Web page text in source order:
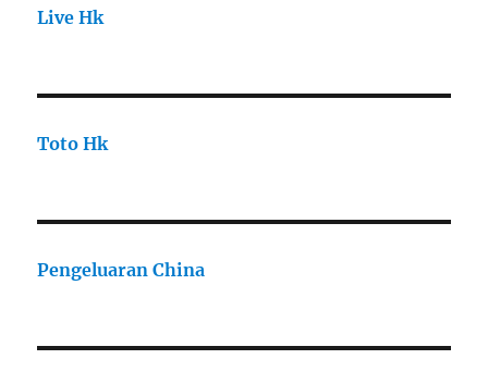
Live Hk
Toto Hk
Pengeluaran China